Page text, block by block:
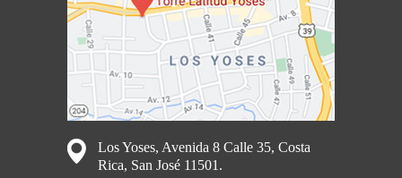
Los Yoses, Avenida 8 Calle 35, Costa
Rica, San José 11501.